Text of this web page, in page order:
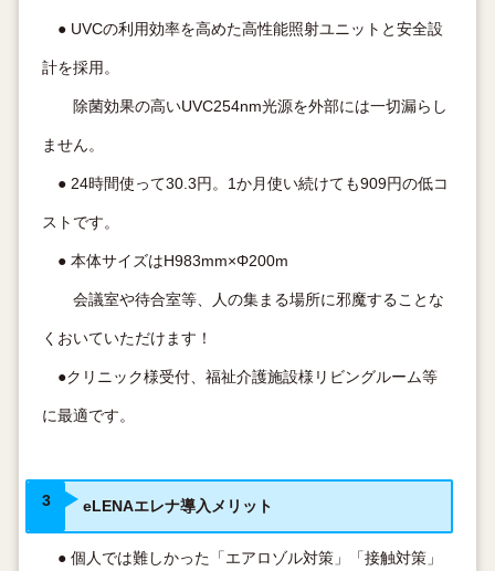
● UVCの利用効率を高めた高性能照射ユニットと安全設
計を採用。
除菌効果の高いUVC254nm光源を外部には一切漏らし
ません。
● 24時間使って30.3円。1か月使い続けても909円の低コ
ストです。
● 本体サイズはH983mm×Φ200m
会議室や待合室等、人の集まる場所に邪魔することな
くおいていただけます！
●クリニック様受付、福祉介護施設様リビングルーム等
に最適です。
eLENAエレナ導入メリット
● 個人では難しかった「エアロゾル対策」「接触対策」